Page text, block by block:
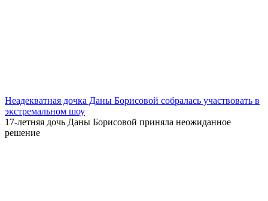
Неадекватная дочка Даны Борисовой собралась участвовать в
экстремальном шоу
17-летняя дочь Даны Борисовой приняла неожиданное
решение